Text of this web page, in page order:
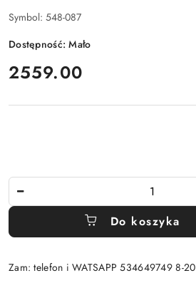
Symbol: 548-087
Dostępność:Mało
cena:
2559.00
Do koszyka
Zam: telefon i WATSAPP 534649749 8-20